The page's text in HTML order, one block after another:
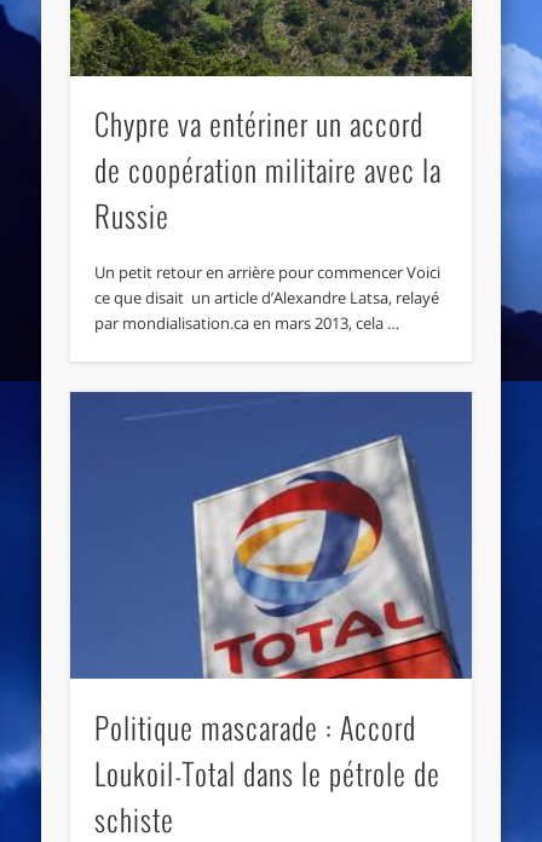
Chypre va entériner un accord
de coopération militaire avec la
Russie
Un petit retour en arrière pour commencer Voici
ce que disait un article d’Alexandre Latsa, relayé
par mondialisation.ca en mars 2013, cela …
Politique mascarade : Accord
Loukoil-Total dans le pétrole de
schiste